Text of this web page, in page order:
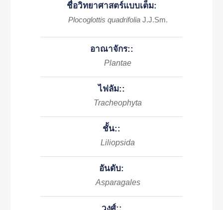
ชื่อวิทยาศาสตร์แบบเต็ม:
Plocoglottis quadrifolia J.J.Sm.
อาณาจักร::
Plantae
ไฟลัม::
Tracheophyta
ชั้น::
Liliopsida
อันดับ:
Asparagales
วงศ์::